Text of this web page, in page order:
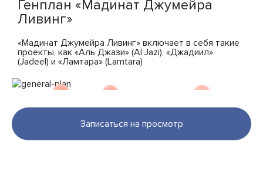
Генплан «Мадинат Джумейра
Ливинг»
«Мадинат Джумейра Ливинг» включает в себя такие
проекты, как «Аль Джази» (Al Jazi), «Джадиил»
(Jadeel) и «Ламтара» (Lamtara)
Записаться на просмотр